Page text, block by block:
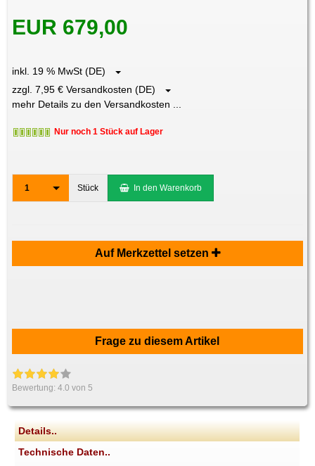
EUR 679,00
inkl. 19 % MwSt (DE)
zzgl. 7,95 € Versandkosten (DE)
mehr Details zu den Versandkosten ...
Nur noch 1 Stück auf Lager
1 Stück In den Warenkorb
Auf Merkzettel setzen
Frage zu diesem Artikel
Bewertung:4.0 von 5
Details..
Technische Daten..